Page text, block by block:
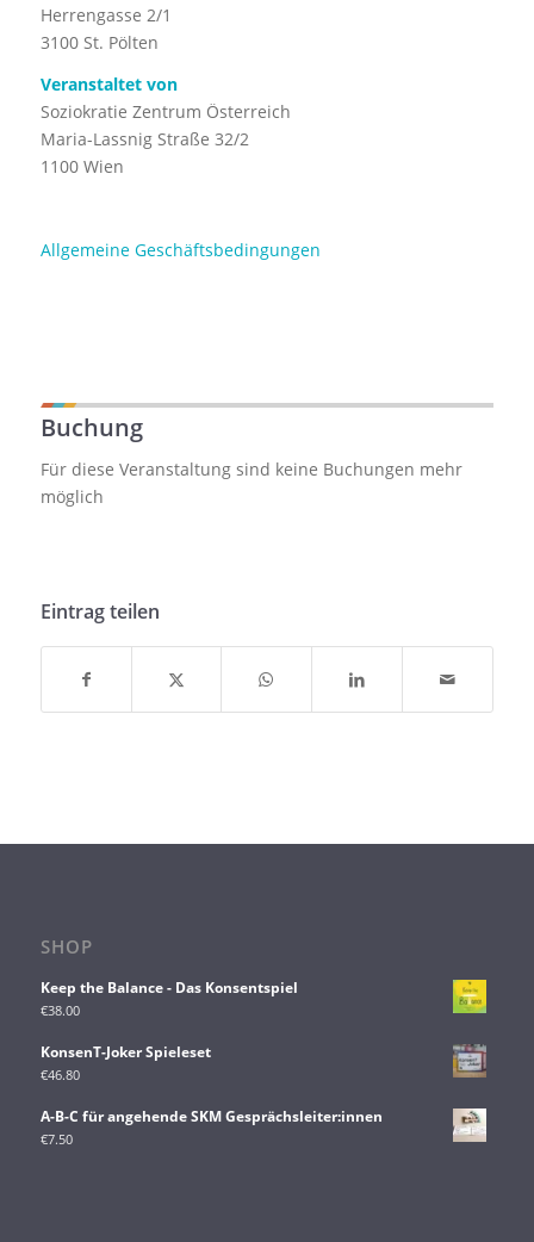
Herrengasse 2/1
3100 St. Pölten
Veranstaltet von
Soziokratie Zentrum Österreich
Maria-Lassnig Straße 32/2
1100 Wien
Allgemeine Geschäftsbedingungen
Buchung
Für diese Veranstaltung sind keine Buchungen mehr
möglich
Eintrag teilen
SHOP
Keep the Balance - Das Konsentspiel
€38.00
KonsenT-Joker Spieleset
€46.80
A-B-C für angehende SKM Gesprächsleiter:innen
€7.50